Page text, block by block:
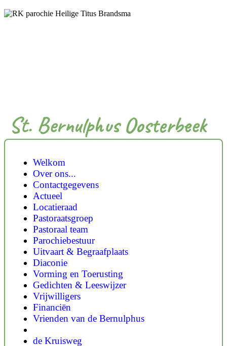
St. Bernulphus Oosterbeek
Welkom
Over ons...
Contactgegevens
Actueel
Locatieraad
Pastoraatsgroep
Pastoraal team
Parochiebestuur
Uitvaart & Begraafplaats
Diaconie
Vorming en Toerusting
Gedichten & Leeswijzer
Vrijwilligers
Financiën
Vrienden van de Bernulphus
de Kruisweg